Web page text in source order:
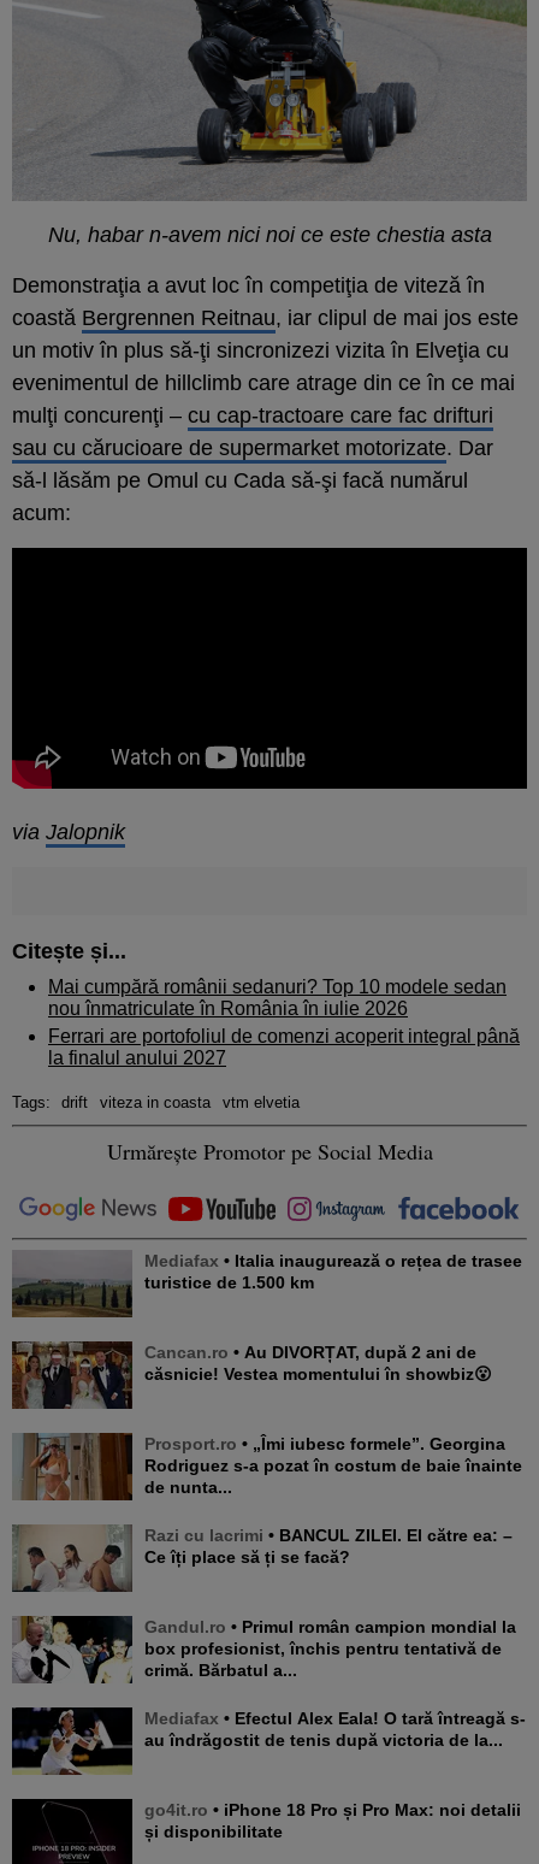
Nu, habar n-avem nici noi ce este chestia asta
Demonstraţia a avut loc în competiţia de viteză în
coastă Bergrennen Reitnau, iar clipul de mai jos este
un motiv în plus să-ţi sincronizezi vizita în Elveţia cu
evenimentul de hillclimb care atrage din ce în ce mai
mulţi concurenţi – cu cap-tractoare care fac drifturi
sau cu cărucioare de supermarket motorizate. Dar
să-l lăsăm pe Omul cu Cada să-şi facă numărul
acum:
via Jalopnik
Citește și...
Mai cumpără românii sedanuri? Top 10 modele sedan
nou înmatriculate în România în iulie 2026
Ferrari are portofoliul de comenzi acoperit integral până
la finalul anului 2027
Tags: drift viteza in coasta vtm elvetia
Urmărește Promotor pe Social Media
Mediafax • Italia inaugurează o rețea de trasee
turistice de 1.500 km
Cancan.ro • Au DIVORȚAT, după 2 ani de
căsnicie! Vestea momentului în showbiz😮
Prosport.ro • „Îmi iubesc formele”. Georgina
Rodriguez s-a pozat în costum de baie înainte
de nunta...
Razi cu lacrimi • BANCUL ZILEI. El către ea: –
Ce îți place să ți se facă?
Gandul.ro • Primul român campion mondial la
box profesionist, închis pentru tentativă de
crimă. Bărbatul a...
Mediafax • Efectul Alex Eala! O tară întreagă s-
au îndrăgostit de tenis după victoria de la...
go4it.ro • iPhone 18 Pro și Pro Max: noi detalii
și disponibilitate